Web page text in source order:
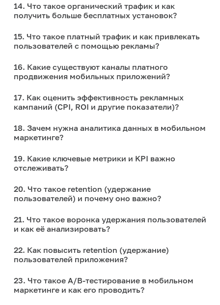
14. Что такое органический трафик и как
получить больше бесплатных установок?
15. Что такое платный трафик и как привлекать
пользователей с помощью рекламы?
16. Какие существуют каналы платного
продвижения мобильных приложений?
17. Как оценить эффективность рекламных
кампаний (CPI, ROI и другие показатели)?
18. Зачем нужна аналитика данных в мобильном
маркетинге?
19. Какие ключевые метрики и KPI важно
отслеживать?
20. Что такое retention (удержание
пользователей) и почему оно важно?
21. Что такое воронка удержания пользователей
и как её анализировать?
22. Как повысить retention (удержание)
пользователей приложения?
23. Что такое A/B-тестирование в мобильном
маркетинге и как его проводить?